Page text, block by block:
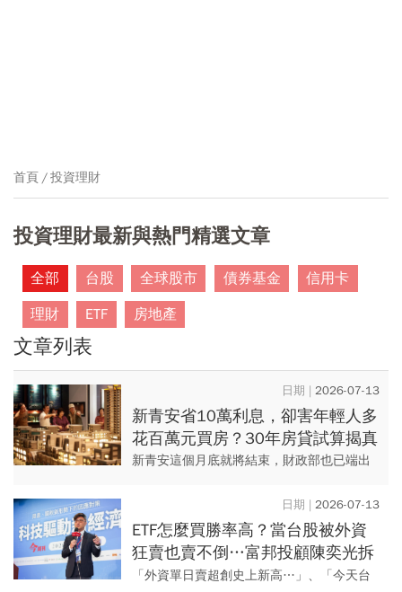
首頁 投資理財
投資理財最新與熱門精選文章
全部 台股 全球股市 債券基金
信用卡
理財
ETF 房地產
文章列表
2026-07-13
新青安省10萬利息，卻害年輕人多
花百萬元買房？30年房貸試算揭真
相！「可負擔住宅」能破解高房價
新青安這個月底就將結束，財政部也已端出
何改，本質上仍是以利息補貼，並無法降低
購屋負擔，更難解決高房...
2026-07-13
ETF怎麼買勝率高？當台股被外資
狂賣也賣不倒…富邦投顧陳奕光拆
解ETF三層布局，大跌精準鋪底
「外資單日賣超創史上新高…」、「今天台